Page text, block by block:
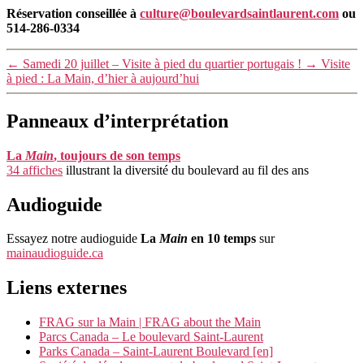
Réservation conseillée à culture@boulevardsaintlaurent.com ou
514-286-0334
← Samedi 20 juillet – Visite à pied du quartier portugais ! → Visite
à pied : La Main, d’hier à aujourd’hui
Panneaux d’interprétation
La Main, toujours de son temps
34 affiches illustrant la diversité du boulevard au fil des ans
Audioguide
Essayez notre audioguide LaMain en 10 temps sur
mainaudioguide.ca
Liens externes
FRAG sur la Main | FRAG about the Main
Parcs Canada – Le boulevard Saint-Laurent
Parks Canada – Saint-Laurent Boulevard [en]